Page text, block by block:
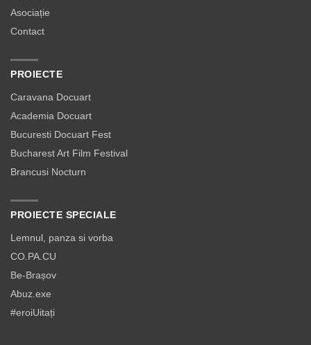
Asociație
Contact
PROIECTE
Caravana Docuart
Academia Docuart
Bucuresti Docuart Fest
Bucharest Art Film Festival
Brancusi Nocturn
PROIECTE SPECIALE
Lemnul, panza si vorba
CO.PA.CU
Be-Brașov
Abuz.exe
#eroiUitați